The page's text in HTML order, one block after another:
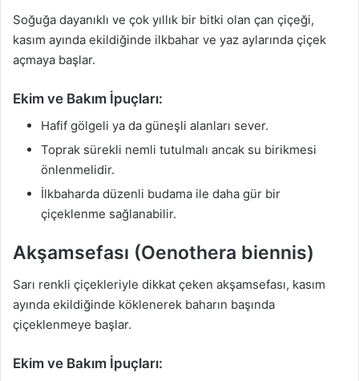
Soğuğa dayanıklı ve çok yıllık bir bitki olan çan çiçeği,
kasım ayında ekildiğinde ilkbahar ve yaz aylarında çiçek
açmaya başlar.
Ekim ve Bakım İpuçları:
Hafif gölgeli ya da güneşli alanları sever.
Toprak sürekli nemli tutulmalı ancak su birikmesi
önlenmelidir.
İlkbaharda düzenli budama ile daha gür bir
çiçeklenme sağlanabilir.
Akşamsefası (Oenothera biennis)
Sarı renkli çiçekleriyle dikkat çeken akşamsefası, kasım
ayında ekildiğinde köklenerek baharın başında
çiçeklenmeye başlar.
Ekim ve Bakım İpuçları: